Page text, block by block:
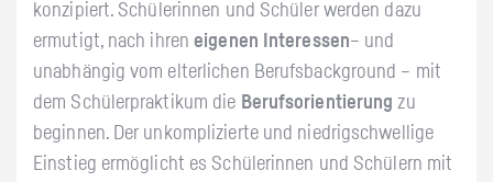
konzipiert. Schülerinnen und Schüler werden dazu
ermutigt, nach ihren eigenen Interessen– und
unabhängig vom elterlichen Berufsbackground – mit
dem Schülerpraktikum die Berufsorientierung zu
beginnen. Der unkomplizierte und niedrigschwellige
Einstieg ermöglicht es Schülerinnen und Schülern mit